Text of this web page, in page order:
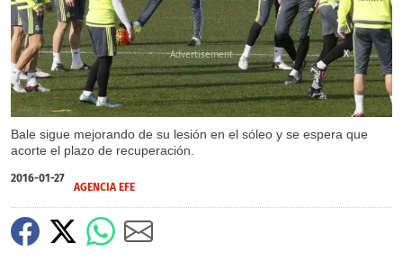
Bale sigue mejorando de su lesión en el sóleo y se espera que
acorte el plazo de recuperación.
X
2016-01-27
AGENCIA EFE